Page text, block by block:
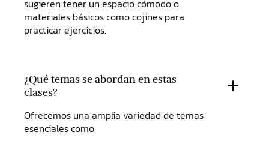
sugieren tener un espacio cómodo o
materiales básicos como cojines para
practicar ejercicios.
¿Qué temas se abordan en estas
clases?
Ofrecemos una amplia variedad de temas
esenciales como: